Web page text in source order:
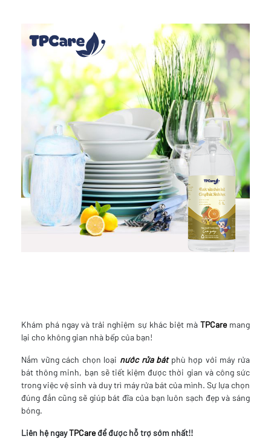
Khám phá ngay và trải nghiệm sự khác biệt mà TPCaremang
lại cho không gian nhà bếp của bạn!
Nắm vững cách chọn loại nước rửa bátphù hợp với máy rửa
bát thông minh, bạn sẽ tiết kiệm được thời gian và công sức
trong việc vệ sinh và duy trì máy rửa bát của mình. Sự lựa chọn
đúng đắn cũng sẽ giúp bát đĩa của bạn luôn sạch đẹp và sáng
bóng.
Liên hệ ngayTPCaređể được hỗ trợ sớm nhất!!